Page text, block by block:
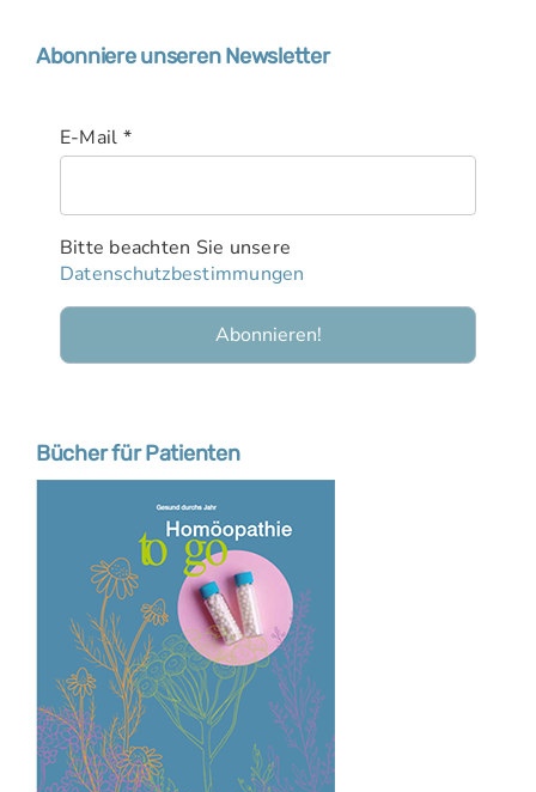
Abonniere unseren Newsletter
E-Mail *
Bitte beachten Sie unsere
Datenschutzbestimmungen
Bücher für Patienten